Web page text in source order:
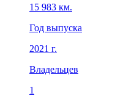
15 983 км.
Год выпуска
2021 г.
Владельцев
1